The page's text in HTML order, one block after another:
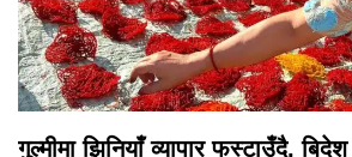
गुल्मीमा झिनियाँ व्यापार फस्टाउँदै,